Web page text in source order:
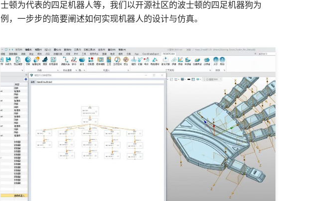
士顿为代表的四足机器人等，我们以开源社区的波士顿的四足机器狗为
例，一步步的简要阐述如何实现机器人的设计与仿真。